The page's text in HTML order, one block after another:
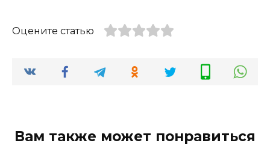
Оцените статью
Вам также может понравиться